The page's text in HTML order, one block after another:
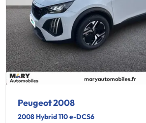
Peugeot 2008
2008 Hybrid 110 e-DCS6